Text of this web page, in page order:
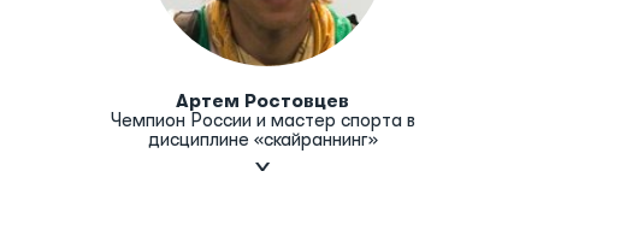
Артем Ростовцев
Чемпион России и мастер спорта в
дисциплине «скайраннинг»